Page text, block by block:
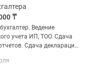
₸
Ведение
учета ИП, ТОО. Сдача
декларации
авр, счет на оплату,